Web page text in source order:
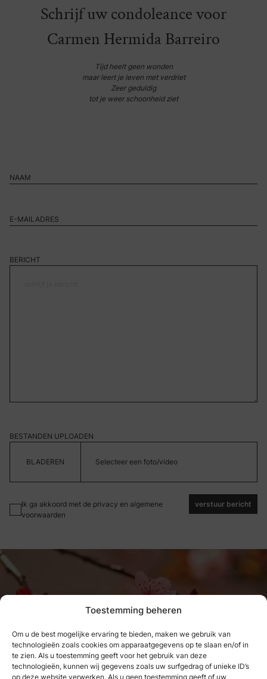
Toestemming beheren
Om u de best mogelijke ervaring te bieden, maken we gebruik van
technologieën zoals cookies om apparaatgegevens op te slaan en/of in
te zien. Als u toestemming geeft voor het gebruik van deze
technologieën, kunnen wij gegevens zoals uw surfgedrag of unieke ID’s
op deze website verwerken. Als u geen toestemming geeft of uw
Stap1van3
WELK VOOR TYPE HAD U GEWENST?
Bloemstuk Krans
Koesterdoos
Schrijf uw condoleance voor
Carmen Hermida Barreiro
Tijd heelt geen wonden
maar leert je leven met verdriet
Zeer geduldig
tot je weer schoonheid ziet
BERICHT
BESTANDEN UPLOADEN
Selecteer een foto/video
Ik ga akkoord met de privacy en algemene
voorwaarden
verstuur bericht
Wat we hebben genoten, kunnen